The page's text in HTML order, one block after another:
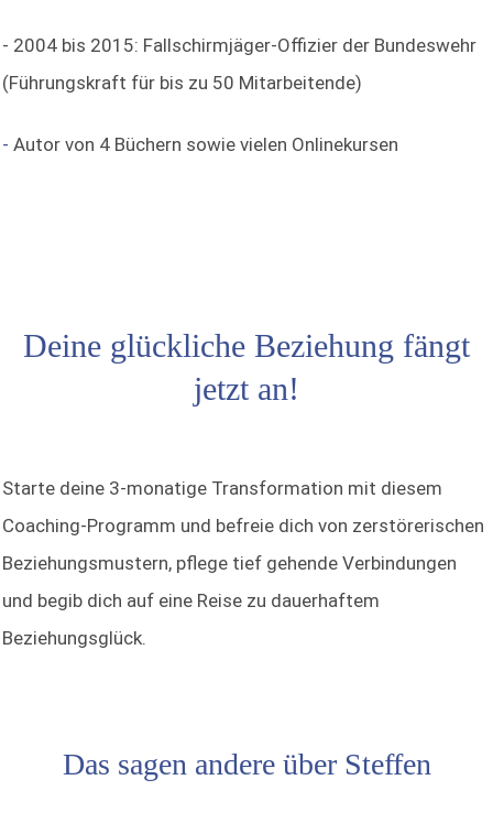
- 2004 bis 2015: Fallschirmjäger-Offizier der Bundeswehr
(Führungskraft für bis zu 50 Mitarbeitende)
- Autor von 4 Büchern sowie vielen Onlinekursen
Deine glückliche Beziehung fängt
jetzt an!
Starte deine 3-monatige Transformation mit diesem
Coaching-Programm und befreie dich von zerstörerischen
Beziehungsmustern, pflege tief gehende Verbindungen
und begib dich auf eine Reise zu dauerhaftem
Beziehungsglück.
Das sagen andere über Steffen